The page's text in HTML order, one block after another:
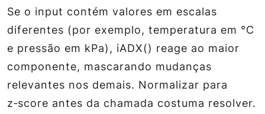
Se o input contém valores em escalas
diferentes (por exemplo, temperatura em °C
e pressão em kPa), iADX() reage ao maior
componente, mascarando mudanças
relevantes nos demais. Normalizar para
z‑score antes da chamada costuma resolver.